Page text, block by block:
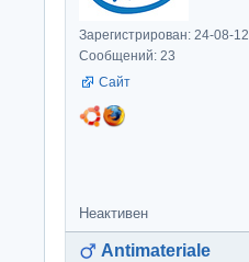
Зарегистрирован: 24-08-12
Сообщений: 23
Сайт
Неактивен
Antimateriale